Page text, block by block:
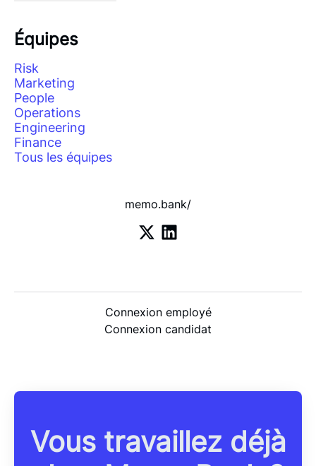
Équipes
Risk
Marketing
People
Operations
Engineering
Finance
Tous les équipes
memo.bank/
Connexion employé
Connexion candidat
Vous travaillez déjà